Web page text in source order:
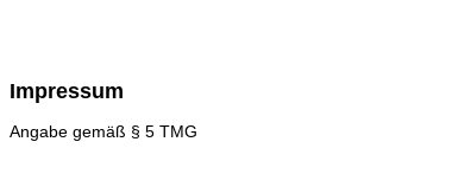
Impressum
Angabe gemäß § 5 TMG